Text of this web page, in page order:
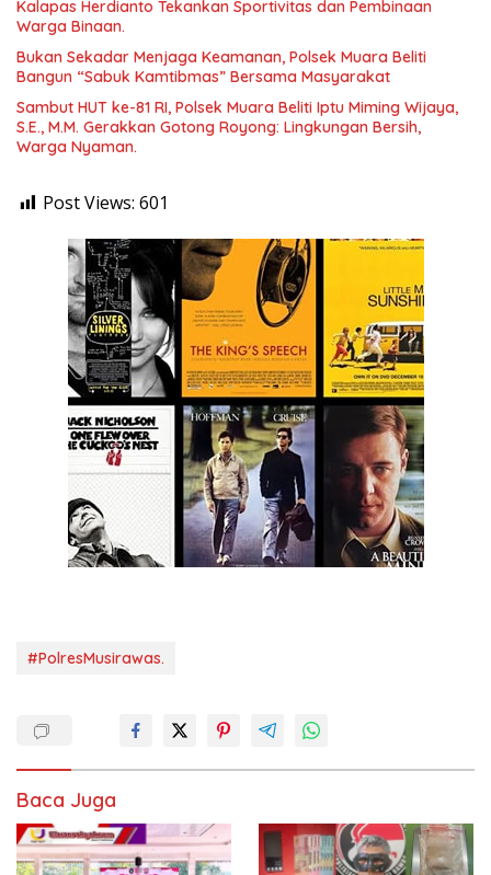
Kalapas Herdianto Tekankan Sportivitas dan Pembinaan
Warga Binaan.
Bukan Sekadar Menjaga Keamanan, Polsek Muara Beliti
Bangun “Sabuk Kamtibmas” Bersama Masyarakat
Sambut HUT ke-81 RI, Polsek Muara Beliti Iptu Miming Wijaya,
S.E., M.M. Gerakkan Gotong Royong: Lingkungan Bersih,
Warga Nyaman.
Post Views: 601
#PolresMusirawas.
Baca Juga